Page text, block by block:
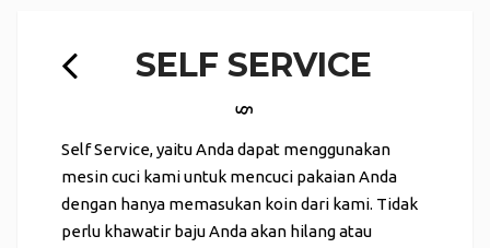
SELF SERVICE
§
Self Service, yaitu Anda dapat menggunakan
mesin cuci kami untuk mencuci pakaian Anda
dengan hanya memasukan koin dari kami. Tidak
perlu khawatir baju Anda akan hilang atau